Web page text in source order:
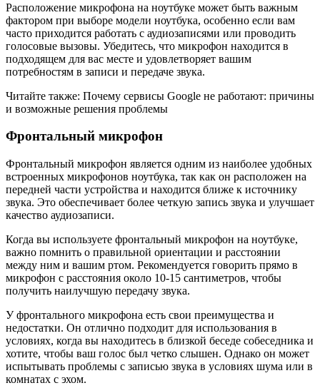
Расположение микрофона на ноутбуке может быть важным
фактором при выборе модели ноутбука, особенно если вам
часто приходится работать с аудиозаписями или проводить
голосовые вызовы. Убедитесь, что микрофон находится в
подходящем для вас месте и удовлетворяет вашим
потребностям в записи и передаче звука.
Читайте также: Почему сервисы Google не работают: причины
и возможные решения проблемы
Фронтальный микрофон
Фронтальный микрофон является одним из наиболее удобных
встроенных микрофонов ноутбука, так как он расположен на
передней части устройства и находится ближе к источнику
звука. Это обеспечивает более четкую запись звука и улучшает
качество аудиозаписи.
Когда вы используете фронтальный микрофон на ноутбуке,
важно помнить о правильной ориентации и расстоянии
между ним и вашим ртом. Рекомендуется говорить прямо в
микрофон с расстояния около 10-15 сантиметров, чтобы
получить наилучшую передачу звука.
У фронтального микрофона есть свои преимущества и
недостатки. Он отлично подходит для использования в
условиях, когда вы находитесь в близкой беседе собеседника и
хотите, чтобы ваш голос был четко слышен. Однако он может
испытывать проблемы с записью звука в условиях шума или в
комнатах с эхом.